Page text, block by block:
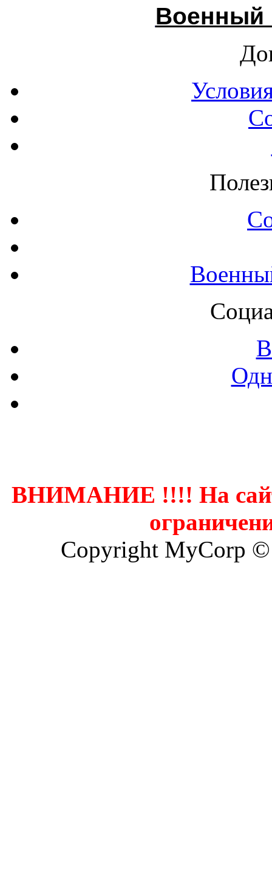
Военный
ВНИМАНИЕ !!!! На
Copyright MyCorp